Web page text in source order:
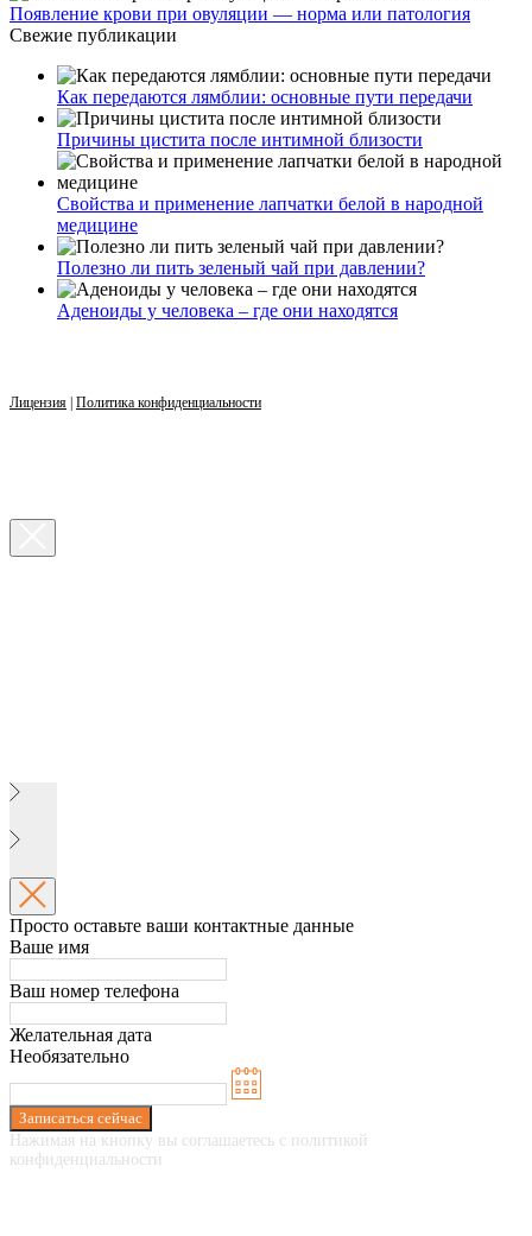
Появление крови при овуляции — норма или патология
Свежие публикации
Как передаются лямблии: основные пути передачи
Причины цистита после интимной близости
Свойства и применение лапчатки белой в народной
медицине
Полезно ли пить зеленый чай при давлении?
Аденоиды у человека – где они находятся
Лицензия | Политика конфиденциальности
Просто оставьте ваши контактные данные
Ваше имя
Ваш номер телефона
Желательная дата
Необязательно
Записаться сейчас
Нажимая на кнопку вы соглашаетесь с политикой
конфиденциальности